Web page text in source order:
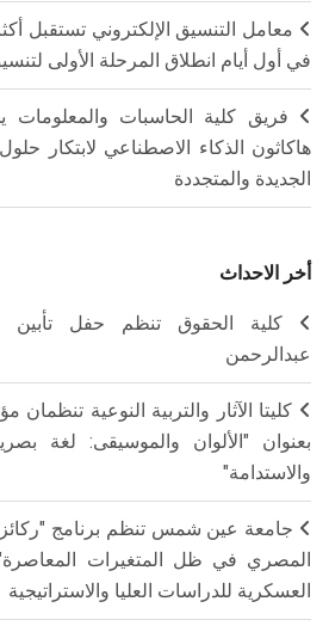
في أول أيام انطلاق المرحلة الأولى
فريق كلية الحاسبات
هاكاثون الذكاء الاصطناعي لابتكار
الجديدة والمتجددة
أخر الاحداث
كلية الحقوق تنظم حفل تأبين
عبدالرحمن
كليتا الآثار والتربية النوعية تنظمان
بعنوان "الألوان والموسيقى: لغة
والاستدامة"
جامعة عين شمس تنظم برنامج
المصري في ظل المتغيرات المعاصرة"
العسكرية للدراسات العليا والاستراتيجية